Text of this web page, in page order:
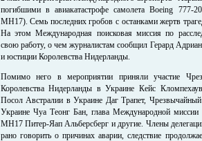
погибшими в авиакатастрофе самолета Boeing 777-
MH17). Семь последних гробов с останками жертв
На этом Международная поисковая миссия по
свою работу, о чем журналистам сообщил Герард
и юстиции Королевства Нидерланды.
Помимо него в мероприятии приняли участие
Королевства Нидерланды в Украине Кейс
Посол Австралии в Украине Даг Трапет,
Украине Чуа Теонг Бан, глава Международной миссии
MH17 Питер-Яап Альберсберг и другие. Члены
рано говорить о причинах аварии, следствие